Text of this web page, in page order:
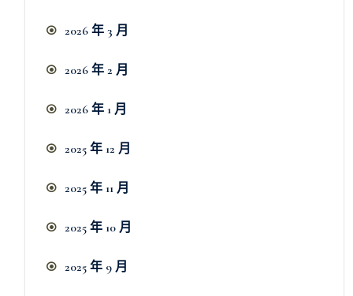
2026 年 3 月
2026 年 2 月
2026 年 1 月
2025 年 12 月
2025 年 11 月
2025 年 10 月
2025 年 9 月